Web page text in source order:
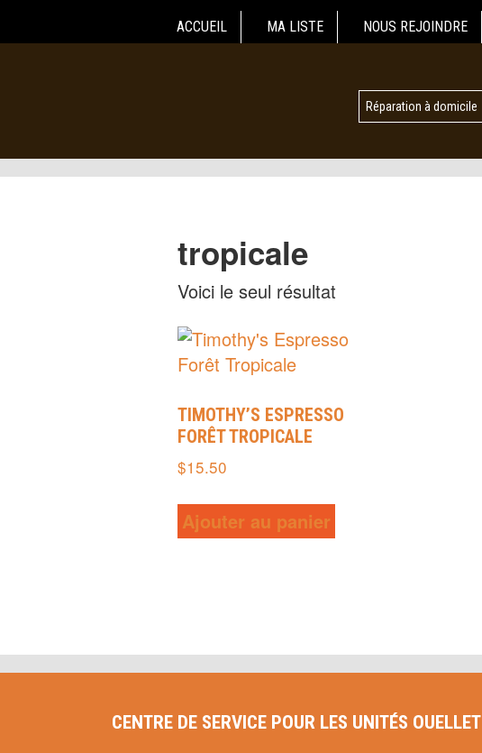
ACCUEIL MA LISTE NOUS REJOINDRE
Réparation à domicile
tropicale
Voici le seul résultat
TIMOTHY’S ESPRESSO
FORÊT TROPICALE
$15.50
Ajouter au panier
CENTRE DE SERVICE POUR LES UNITÉS OUELLET